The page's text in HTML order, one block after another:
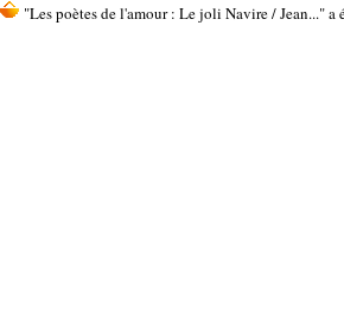
"Les poètes de l'amour : Le joli Navire / Jean..." a